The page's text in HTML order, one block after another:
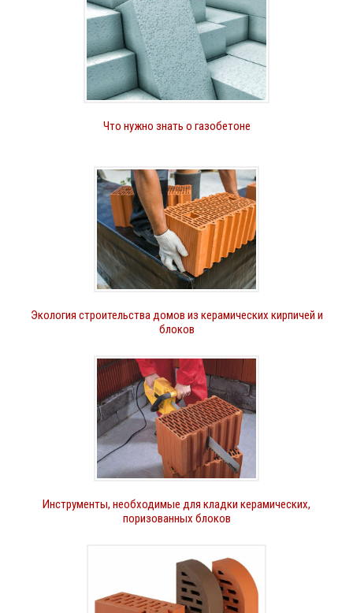
Что нужно знать о газобетоне
Экология строительства домов из керамических кирпичей и
блоков
Инструменты, необходимые для кладки керамических,
поризованных блоков